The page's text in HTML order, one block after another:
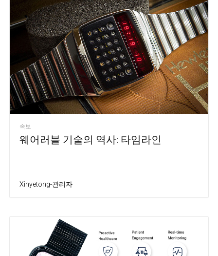
속보
웨어러블 기술의 역사: 타임라인
Xinyetong-관리자